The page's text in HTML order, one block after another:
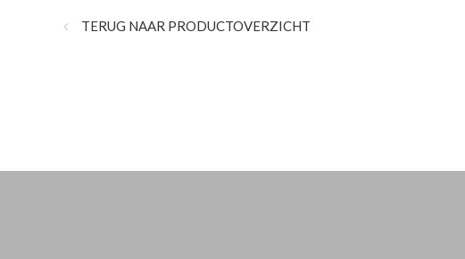
TERUG NAAR PRODUCTOVERZICHT